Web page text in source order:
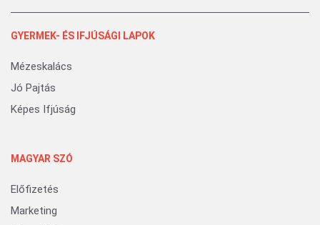
GYERMEK- ÉS IFJÚSÁGI LAPOK
Mézeskalács
Jó Pajtás
Képes Ifjúság
MAGYAR SZÓ
Előfizetés
Marketing